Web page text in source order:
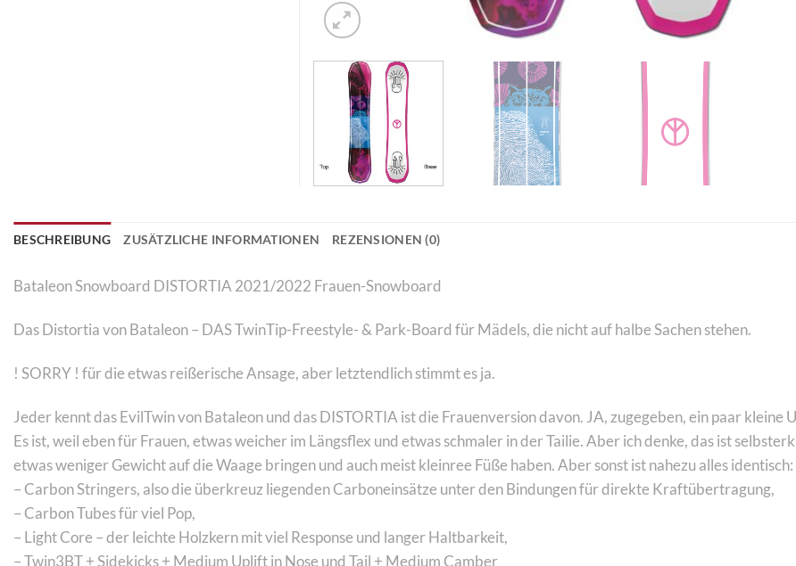
BESCHREIBUNG ZUSÄTZLICHE INFORMATIONEN REZENSIONEN (0)
Bataleon Snowboard DISTORTIA 2021/2022 Frauen-Snowboard
Das Distortia von Bataleon – DAS TwinTip-Freestyle- & Park-Board für Mädels, die nicht auf halbe Sachen stehen.
! SORRY ! für die etwas reißerische Ansage, aber letztendlich stimmt es ja.
Jeder kennt das EvilTwin von Bataleon und das DISTORTIA ist die Frauenversion davon. JA, zugegeben, ein paar kleine
Es ist, weil eben für Frauen, etwas weicher im Längsflex und etwas schmaler in der Tailie. Aber ich denke, das ist
etwas weniger Gewicht auf die Waage bringen und auch meist kleinree Füße haben. Aber sonst ist nahezu alles identisch:
– Carbon Stringers, also die überkreuz liegenden Carboneinsätze unter den Bindungen für direkte Kraftübertragung,
– Carbon Tubes für viel Pop,
– Light Core – der leichte Holzkern mit viel Response und langer Haltbarkeit,
– Twin3BT + Sidekicks + Medium Uplift in Nose und Tail + Medium Camber